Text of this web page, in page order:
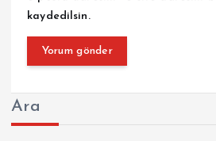
kaydedilsin.
Ara